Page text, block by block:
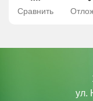
Сравнить
ул.